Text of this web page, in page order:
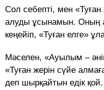
Сол себепті, мен
алуды ұсынамын. Оның
кеңейіп, «Туған елге»
Мәселен, «Ауылым –
«Туған жерін сүйе
деп шырқайтын едік